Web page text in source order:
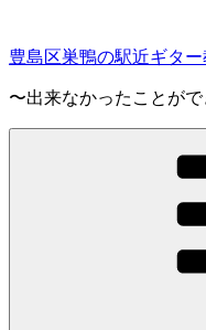
テ
へ
豊島区巣鴨の駅近ギター
〜出来なかったことが